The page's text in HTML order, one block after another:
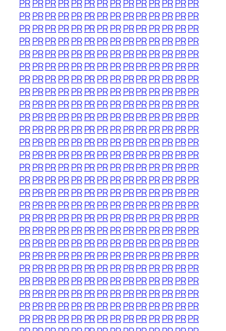
PRPRPRPRPR PRPRPRPRPRPRPR PRPR
PRPRPRPRPR PRPRPRPRPRPRPR PRPR
PRPRPRPRPR PRPRPRPRPRPRPR PRPR
PRPRPRPRPR PRPRPRPRPRPRPR PRPR
PRPRPRPRPR PRPRPRPRPRPRPR PRPR
PRPRPRPRPR PRPRPRPRPRPRPR PRPR
PRPRPRPRPR PRPRPRPRPRPRPR PRPR
PRPRPRPRPR PRPRPRPRPRPRPR PRPR
PRPRPRPRPR PRPRPRPRPRPRPR PRPR
PRPRPRPRPR PRPRPRPRPRPRPR PRPR
PRPRPRPRPR PRPRPRPRPRPRPR PRPR
PRPRPRPRPR PRPRPRPRPRPRPR PRPR
PRPRPRPRPR PRPRPRPRPRPRPR PRPR
PRPRPRPRPR PRPRPRPRPRPRPR PRPR
PRPRPRPRPR PRPRPRPRPRPRPR PRPR
PRPRPRPRPR PRPRPRPRPRPRPR PRPR
PRPRPRPRPR PRPRPRPRPRPRPR PRPR
PRPRPRPRPR PRPRPRPRPRPRPR PRPR
PRPRPRPRPR PRPRPRPRPRPRPR PRPR
PRPRPRPRPR PRPRPRPRPRPRPR PRPR
PRPRPRPRPR PRPRPRPRPRPRPR PRPR
PRPRPRPRPR PRPRPRPRPRPRPR PRPR
PRPRPRPRPR PRPRPRPRPRPRPR PRPR
PRPRPRPRPR PRPRPRPRPRPRPR PRPR
PRPRPRPRPR PRPRPRPRPRPRPR PRPR
PRPRPRPRPR PRPRPRPRPRPRPR PRPR